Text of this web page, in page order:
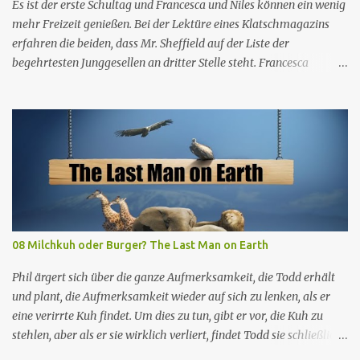
Es ist der erste Schultag und Francesca und Niles können ein wenig
mehr Freizeit genießen. Bei der Lektüre eines Klatschmagazins
erfahren die beiden, dass Mr. Sheffield auf der Liste der
begehrtesten Junggesellen an dritter Stelle steht. Francesca
Nachtclub zu gehen. Der Mann ist der einzige, dem es gelingt, in
einen exklusiven Club zu gelangen, und dort trifft er Leslie, ein
Mädchen, das Francesca körperlich und in den Gesten sehr ähnlich
ist. Die Ähnlichkeit zwischen den beiden ist für jeden
offensichtlich, außer für Francesca und Maxwell. Herr Sheffield
geht ein paar Mal mit Leslie aus, beendet dann aber die
Beziehung, weil er merkt, dass der Frau etwas fehlt (d.h. sie ist
nicht Francesca). In der Zwischenzeit gerät Brighton in eine Krise,
weil ihre neuen Gefährten größer sind als sie. Sowohl Francesca als
auch Maxwell sind überzeugt, dass es sich um die Grö...
08 Milchkuh oder Burger? The Last Man on Earth
Phil ärgert sich über die ganze Aufmerksamkeit, die Todd erhält
und plant, die Aufmerksamkeit wieder auf sich zu lenken, als er
eine verirrte Kuh findet. Um dies zu tun, gibt er vor, die Kuh zu
stehlen, aber als er sie wirklich verliert, findet Todd sie schließlich